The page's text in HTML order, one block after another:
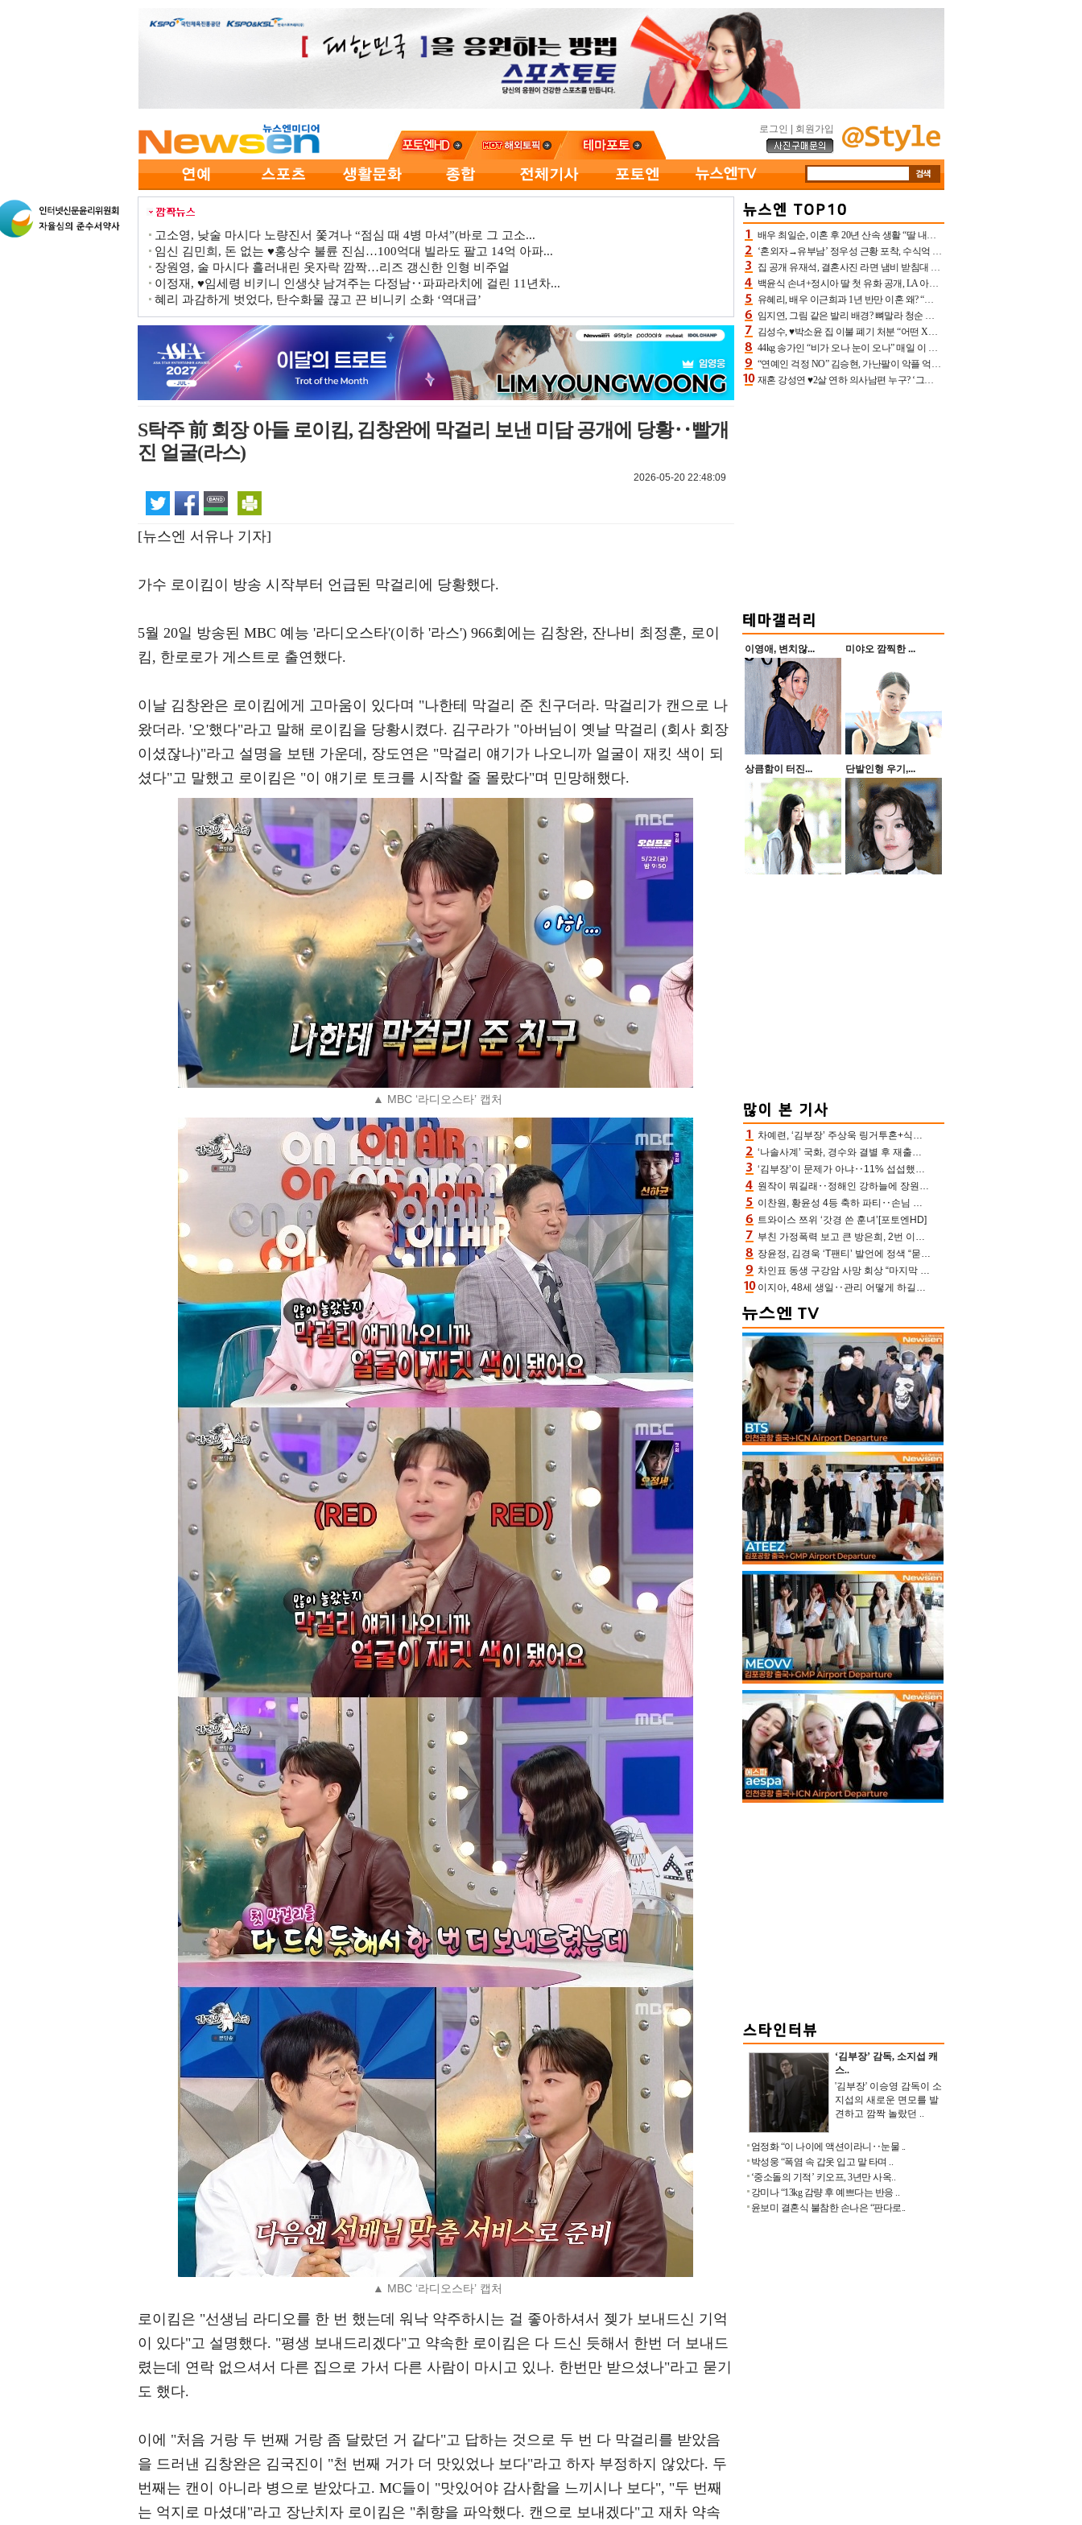
로그인 회원가입
고소영, 낮술 마시다 노량진서 쫓겨나 “점심 때 4병 마셔”(바로 그 고소...
임신 김민희, 돈 없는 ♥홍상수 불륜 진심…100억대 빌라도 팔고 14억 아파...
장원영, 술 마시다 흘러내린 옷자락 깜짝…리즈 갱신한 인형 비주얼
이정재, ♥임세령 비키니 인생샷 남겨주는 다정남‥파파라치에 걸린 11년차...
혜리 과감하게 벗었다, 탄수화물 끊고 끈 비니키 소화 ‘역대급’
S탁주 前 회장 아들 로이킴, 김창완에 막걸리 보낸 미담 공개에 당황‥빨개
진 얼굴(라스)
2026-05-20 22:48:09
[뉴스엔 서유나 기자]
가수 로이킴이 방송 시작부터 언급된 막걸리에 당황했다.
5월 20일 방송된 MBC 예능 '라디오스타'(이하 '라스') 966회에는 김창완, 잔나비 최정훈, 로이
킴, 한로로가 게스트로 출연했다.
이날 김창완은 로이킴에게 고마움이 있다며 "나한테 막걸리 준 친구더라. 막걸리가 캔으로 나
왔더라. '오'했다"라고 말해 로이킴을 당황시켰다. 김구라가 "아버님이 옛날 막걸리 (회사 회장
이셨잖나)"라고 설명을 보탠 가운데, 장도연은 "막걸리 얘기가 나오니까 얼굴이 재킷 색이 되
셨다"고 말했고 로이킴은 "이 얘기로 토크를 시작할 줄 몰랐다"며 민망해했다.
▲ MBC ‘라디오스타’ 캡처
▲ MBC ‘라디오스타’ 캡처
로이킴은 "선생님 라디오를 한 번 했는데 워낙 약주하시는 걸 좋아하셔서 젲가 보내드신 기억
이 있다"고 설명했다. "평생 보내드리겠다"고 약속한 로이킴은 다 드신 듯해서 한번 더 보내드
렸는데 연락 없으셔서 다른 집으로 가서 다른 사람이 마시고 있나. 한번만 받으셨나"라고 묻기
도 했다.
이에 "처음 거랑 두 번째 거랑 좀 달랐던 거 같다"고 답하는 것으로 두 번 다 막걸리를 받았음
을 드러낸 김창완은 김국진이 "천 번째 거가 더 맛있었나 보다"라고 하자 부정하지 않았다. 두
번째는 캔이 아니라 병으로 받았다고. MC들이 "맛있어야 감사함을 느끼시나 보다", "두 번째
는 억지로 마셨대"라고 장난치자 로이킴은 "취향을 파악했다. 캔으로 보내겠다"고 재차 약속
배우 최일순, 이혼 후 20년 산속 생활 “딸 내가 버렸다고 원망‥맘 아파”(특종)[어제TV]
‘혼외자→유부남’ 정우성 근황 포착, 수식억 해킹 피해 후배 만났다 “존경하는”
집 공개 유재석, 결혼사진 라면 냄비 받침대 되고 분노‥가족사진도 피해(놀뭐)[어제TV]
백윤식 손녀+정시아 딸 첫 유화 공개, LA 아트쇼→서울국제조각페스타 작가다운 수준급 실력
유혜리, 배우 이근희과 1년 반만 이혼 왜? “식칼 꽂고 의자 던져” 충격 폭로(특종)[어제TV]
임지연, 그림 같은 발리 배경? 뼈말라 청순 비키니 핏에 상대 안 되네
김성수, ♥박소윤 집 이불 폐기 처분 “어떤 X이랑 썼을지 몰라” 질투(신랑수업2)[어제TV]
44kg 송가인 “비가 오나 눈이 오나” 매일 이 운동, 허벅지 근육량 상승+체지방 감소
“연예인 걱정 NO” 김승현, 가난팔이 악플 억울할만‥아내+딸과 日 여행
재혼 강성연 ♥2살 연하 의사남편 누구? ‘그알’ 자문의에 훈남 비주얼 초엘리트 스펙 [종합]
이영애, 변치않... 미야오 깜찍한 ...
상큼함이 터진... 단발인형 우기,...
차예련, ‘김부장’ 주상욱 링거투혼+식스팩 비화 “옷 벗는데 아저씨는 안 된다고”(차장금)
‘나솔사계’ 국화, 경수와 결별 후 재출연…첫인상 3표 몰표
‘김부장’이 문제가 아냐‥11% 섭섭했던 ‘재벌X형사2’ 돈·빽 총동원해 컴백 [TV보고서]
원작이 뭐길래‥정해인 강하늘에 장원영까지 참여한 이 영화
이찬원, 황윤성 4등 축하 파티‥손님 모으려 블랙핑크 지수와 친한 척(편스토랑)[어제TV]
트와이스 쯔위 ‘갓경 쓴 훈녀’[포토엔HD]
부친 가정폭력 보고 큰 방은희, 2번 이혼 후 잠수→母 고독사에 자책(특종세상)[어제TV]
장윤정, 김경욱 ‘T팬티’ 발언에 정색 “묻지 않았는데, 그것도 성희롱”(장공장)
차인표 동생 구강암 사망 회상 “마지막 순간 동생 손 잡아준 신애라, 두고두고 고마워” (신애라이프)
이지아, 48세 생일‥관리 어떻게 하길래 놀라운 동안 미모
‘김부장’ 감독, 소지섭 캐
스..
'김부장' 이승영 감독이 소
지섭의 새로운 면모를 발
견하고 깜짝 놀랐던 ..
엄정화 “이 나이에 액션이라니‥눈물 ..
박성웅 “폭염 속 갑옷 입고 말 타며 ..
‘중소돌의 기적’ 키오프, 3년만 사옥..
강미나 “13kg 감량 후 예쁘다는 반응 ..
윤보미 결혼식 불참한 손나은 “판다로..